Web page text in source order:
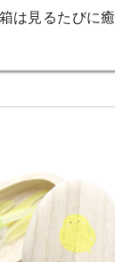
は見るたびに癒